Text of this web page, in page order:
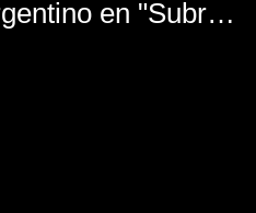
El mal momento de Yanina Gasañol con un hincha argentino en "Subrayado"